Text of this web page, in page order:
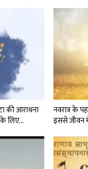
की आराधना
लिए…
नवरात्र के
इससे जीवन